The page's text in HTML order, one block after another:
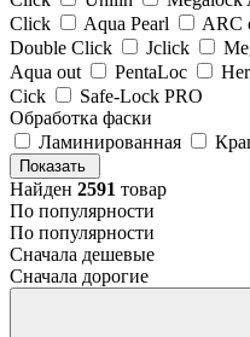
Click
Aqua Pearl ARC
Double Click
Jclick
Aqua out
PentaLoc
Cick
Safe-Lock PRO
Обработка фаски
Ламинированная
Показать
Найден 2591 товар
По популярности
По популярности
Сначала дешевые
Сначала дорогие